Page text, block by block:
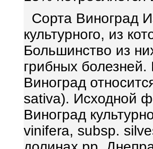
Сорта Виноград
культурного, из
Большинство из
грибных
Виноград
sativa). Исходной
Виноград
vinifera, subsp.